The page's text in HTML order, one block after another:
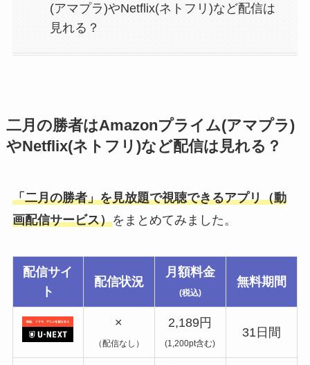
(アマプラ)やNetflix(ネトフリ)など配信は
見れる？
二月の勝者はAmazonプライム(アマプラ)
やNetflix(ネトフリ)など配信は見れる？
「二月の勝者」を見放題で視聴できるアプリ（動
画配信サービス）をまとめてみました。
配信サイ
ト
配信状況
月額料金
(税込)
無料期間
×
（配信なし）
2,189円
(1,200pt含む)
31日間